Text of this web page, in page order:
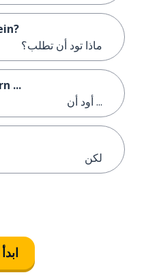
ماذا تود أن تطلب؟
...
... أود أن
لكن